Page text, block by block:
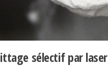
sélectif par laser